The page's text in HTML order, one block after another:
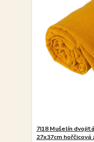
7I18 Mušelín
27x37cm